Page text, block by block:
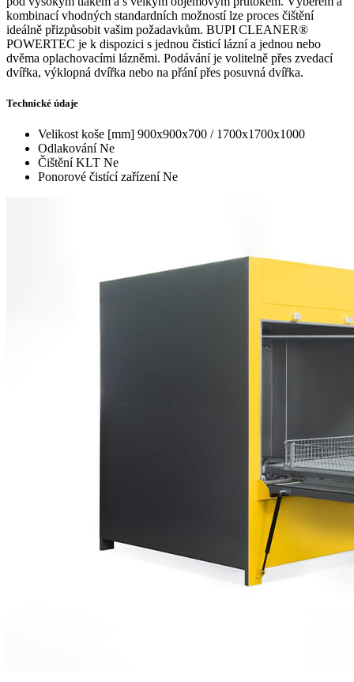
kombinací vhodných standardních možností lze proces čištění
ideálně přizpůsobit vašim požadavkům. BUPI CLEANER®
POWERTEC je k dispozici s jednou čisticí lázní a jednou nebo
dvěma oplachovacími lázněmi. Podávání je volitelně přes zvedací
dvířka, výklopná dvířka nebo na přání přes posuvná dvířka.
Technické údaje
Velikost koše [mm] 900x900x700 / 1700x1700x1000
Odlakování Ne
Čištění KLT Ne
Ponorové čistící zařízení Ne